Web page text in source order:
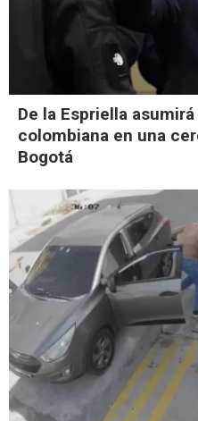
De la Espriella
colombiana en una
Bogotá